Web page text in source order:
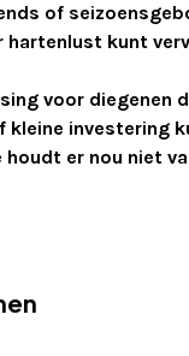
of
hartenlust kunt
voor diegenen
investering
er nou niet